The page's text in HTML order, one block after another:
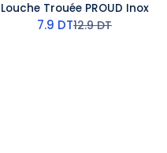
Louche Trouée PROUD Inox
7.9 DT12.9DT